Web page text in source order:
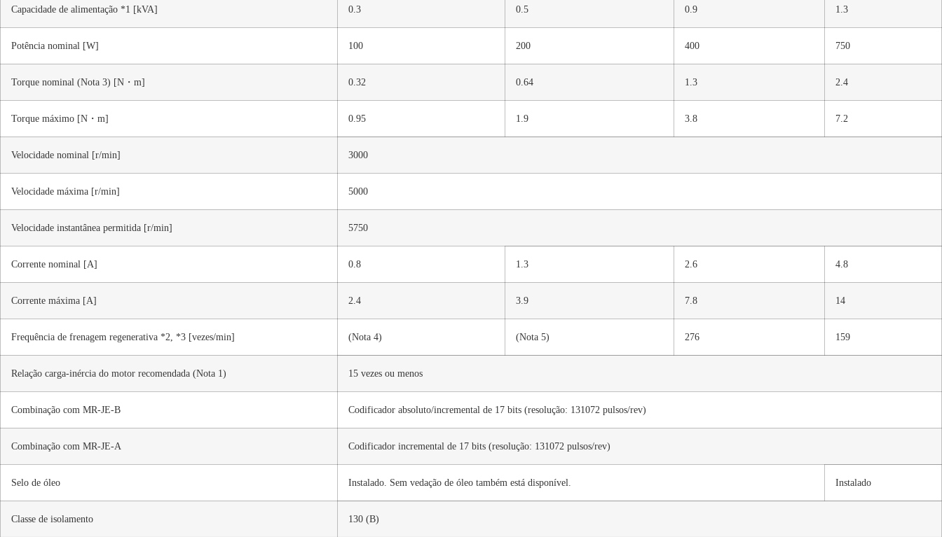
Capacidade de alimentação *1 [kVA] 0.3 0.5 0.9 1.3
Potência nominal [W] 100 200 400 750
Torque nominal (Nota 3) [N・m] 0.32 0.64 1.3 2.4
Torque máximo [N・m] 0.95 1.9 3.8 7.2
Velocidade nominal [r/min] 3000
Velocidade máxima [r/min] 5000
Velocidade instantânea permitida [r/min] 5750
Corrente nominal [A] 0.8 1.3 2.6 4.8
Corrente máxima [A] 2.4 3.9 7.8 14
Frequência de frenagem regenerativa *2, *3 [vezes/min] (Nota 4) (Nota 5) 276 159
Relação carga-inércia do motor recomendada (Nota 1) 15 vezes ou menos
Combinação com MR-JE-B Codificador absoluto/incremental de 17 bits (resolução: 131072 pulsos/rev)
Combinação com MR-JE-A Codificador incremental de 17 bits (resolução: 131072 pulsos/rev)
Selo de óleo Instalado. Sem vedação de óleo também está disponível. Instalado
Classe de isolamento 130 (B)